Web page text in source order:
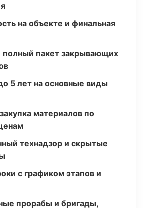
на объекте и финальная
полный пакет закрывающих
5 лет на основные виды
материалов по
технадзор и скрытые
с графиком этапов и
прорабы и бригады,